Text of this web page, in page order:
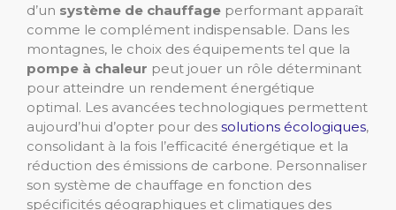
d’un système de chauffage performant apparaît
comme le complément indispensable. Dans les
montagnes, le choix des équipements tel que la
pompe à chaleur peut jouer un rôle déterminant
pour atteindre un rendement énergétique
optimal. Les avancées technologiques permettent
aujourd’hui d’opter pour des solutions écologiques,
consolidant à la fois l’efficacité énergétique et la
réduction des émissions de carbone. Personnaliser
son système de chauffage en fonction des
spécificités géographiques et climatiques des